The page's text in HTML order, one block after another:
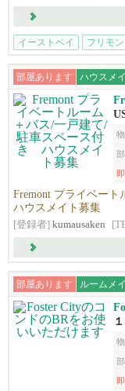
イーストベイ フリモン
部屋あります ハウスメ
Fremont プライベー
ハウスメイト募集
[登録者] kumausaken
部屋あります ルームメ